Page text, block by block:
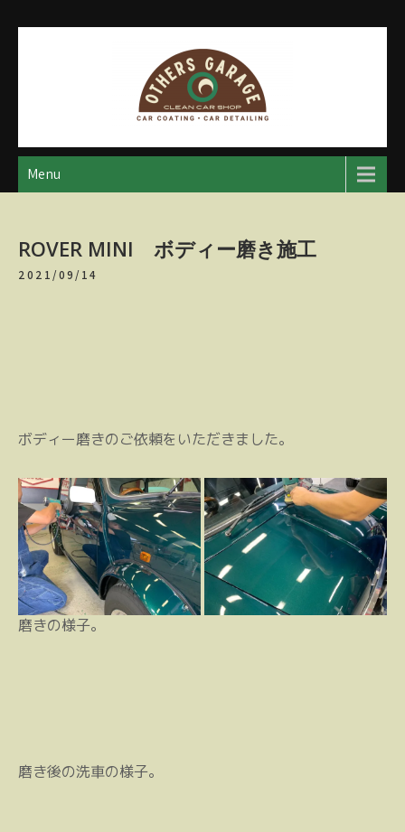
アザースガレージ
【神奈川・厚木・愛川】カーメンテナンス
Menu
ROVER MINI ボディー磨き施工
2021/09/14
ボディー磨きのご依頼をいただきました。
磨きの様子。
磨き後の洗車の様子。